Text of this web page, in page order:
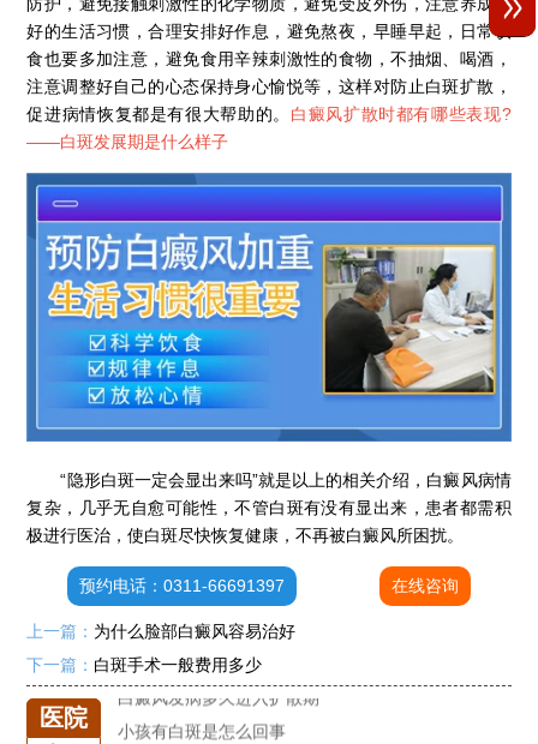
好的生活习惯，合理安排好作息，避免熬夜，早睡早起，日常饮
食也要多加注意，避免食用辛辣刺激性的食物，不抽烟、喝酒，
注意调整好自己的心态保持身心愉悦等，这样对防止白斑扩散，
促进病情恢复都是有很大帮助的。 白癜风扩散时都有哪些表现?
——白斑发展期是什么样子
“隐形白斑一定会显出来吗”就是以上的相关介绍，白癜风病情
复杂，几乎无自愈可能性，不管白斑有没有显出来，患者都需积
极进行医治，使白斑尽快恢复健康，不再被白癜风所困扰。
预约电话：0311-66691397 在线咨询
上一篇： 为什么脸部白癜风容易治好
下一篇： 白斑手术一般费用多少
医院
石家庄专治白斑医院
治疗白癜风便宜的医院
各种白斑的图片
白癜风单药遇瓶颈怎么办 -芦可替尼联合光疗，让难治部位"跟上来"
肚子上有几块白色斑块怎么治
白癜风发病多久进入扩散期
小孩有白斑是怎么回事